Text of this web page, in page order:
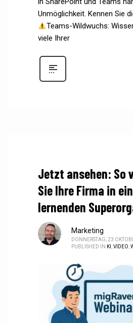
Unmöglichkeit. Kennen Sie
Teams-Wildwuchs:
viele Ihrer
Jetzt ansehen: So
Sie Ihre Firma in
lernenden
Marketing
DONNERSTAG, 23
PUBLISHED IN KI ,VIDEO,